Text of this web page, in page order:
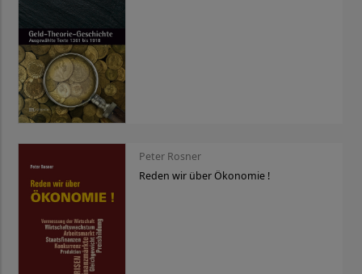
Peter Rosner
Reden wir über Ökonomie !